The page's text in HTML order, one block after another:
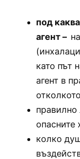
под
агент –
като път
агент в
правилно
опасните
колко